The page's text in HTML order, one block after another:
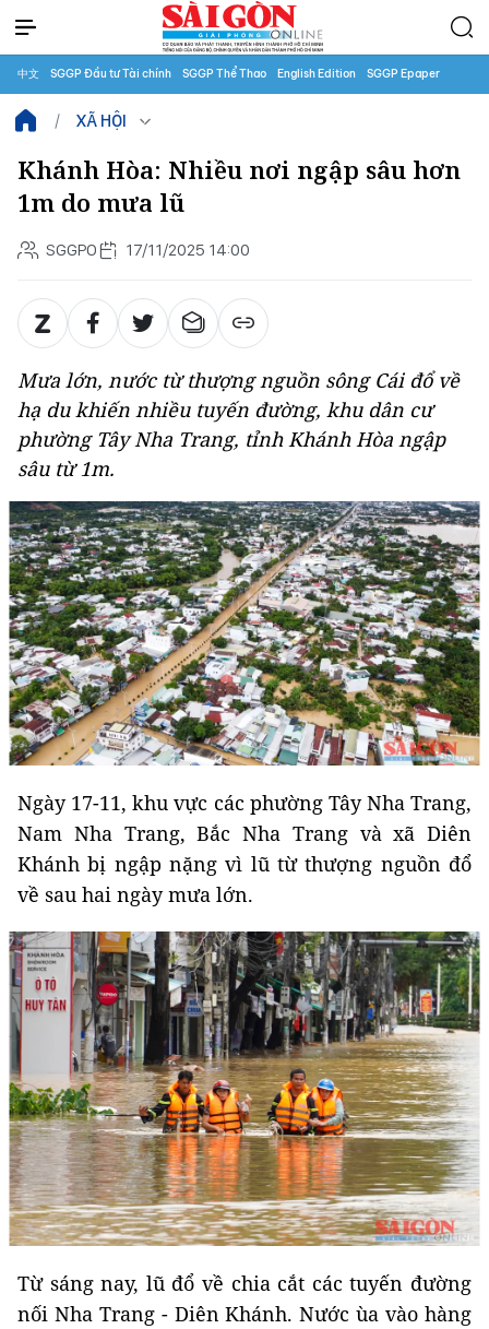
中文 SGGP Đầu tư Tài chính SGGP Thể Thao English Edition SGGP Epaper
XÃ HỘI
Khánh Hòa: Nhiều nơi ngập sâu hơn
1m do mưa lũ
SGGPO 17/11/2025 14:00
Mưa lớn, nước từ thượng nguồn sông Cái đổ về
hạ du khiến nhiều tuyến đường, khu dân cư
phường Tây Nha Trang, tỉnh Khánh Hòa ngập
sâu từ 1m.
Ngày 17-11, khu vực các phường Tây Nha Trang,
Nam Nha Trang, Bắc Nha Trang và xã Diên
Khánh bị ngập nặng vì lũ từ thượng nguồn đổ
về sau hai ngày mưa lớn.
Từ sáng nay, lũ đổ về chia cắt các tuyến đường
nối Nha Trang - Diên Khánh. Nước ùa vào hàng